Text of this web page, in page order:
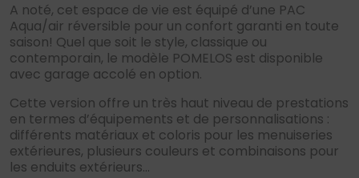
A noté, cet espace de vie est équipé d’une PAC
Aqua/air réversible pour un confort garanti en toute
saison! Quel que soit le style, classique ou
contemporain, le modèle POMELOS est disponible
avec garage accolé en option.
Cette version offre un très haut niveau de prestations
en termes d’équipements et de personnalisations :
différents matériaux et coloris pour les menuiseries
extérieures, plusieurs couleurs et combinaisons pour
les enduits extérieurs…